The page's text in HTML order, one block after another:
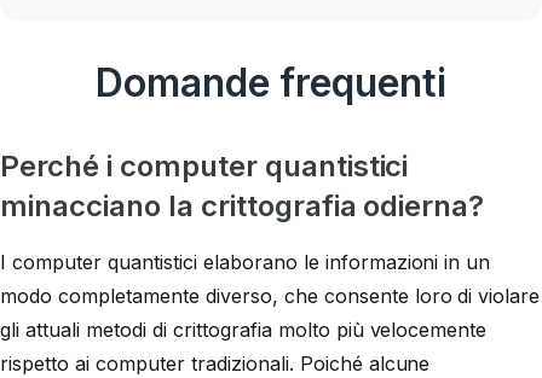
Domande frequenti
Perché i computer quantistici
minacciano la crittografia odierna?
I computer quantistici elaborano le informazioni in un
modo completamente diverso, che consente loro di violare
gli attuali metodi di crittografia molto più velocemente
rispetto ai computer tradizionali. Poiché alcune